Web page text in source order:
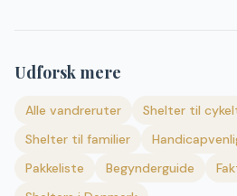
Udforsk mere
Alle vandreruter Shelter til
Shelter til familier
Pakkeliste
Begynderguide